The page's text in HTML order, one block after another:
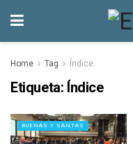
Home Tag Índice
Etiqueta: Índice
BUENAS Y SANTAS